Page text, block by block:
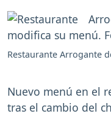
Restaurante Arrogante
Nuevo menú en el
tras el cambio del